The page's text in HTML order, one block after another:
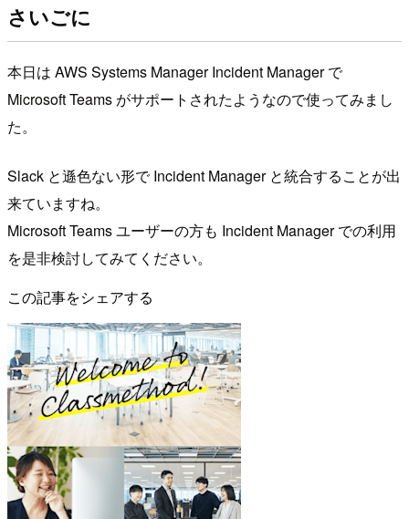
さいごに
本日は AWS Systems Manager Incident Manager で
Microsoft Teams がサポートされたようなので使ってみまし
た。
Slack と遜色ない形で Incident Manager と統合することが出
来ていますね。
Microsoft Teams ユーザーの方も Incident Manager での利用
を是非検討してみてください。
この記事をシェアする